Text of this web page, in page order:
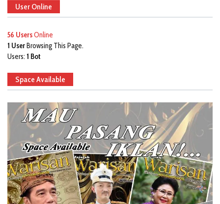
User Online
56 UsersOnline
1 UserBrowsing This Page.
Users: 1 Bot
Space Available